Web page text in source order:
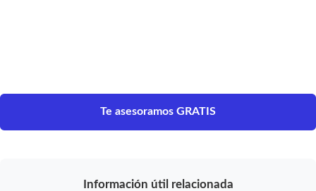
Te asesoramos GRATIS
Información útil relacionada